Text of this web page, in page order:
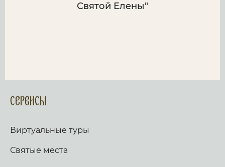
Святой Елены"
Сервисы
Виртуальные туры
Святые места